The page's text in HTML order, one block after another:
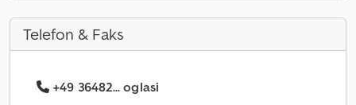
Telefon & Faks
+49 36482... oglasi